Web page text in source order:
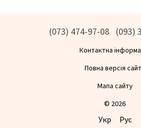
(073) 474-97-08 (093)
Контактна
Повна версія
Мапа сайту
© 2026
Укр Рус